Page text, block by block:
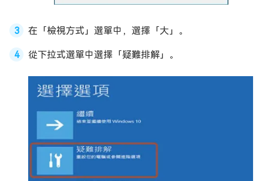
在「檢視方式」選單中，選擇「大」。
從下拉式選單中選擇「疑難排解」。